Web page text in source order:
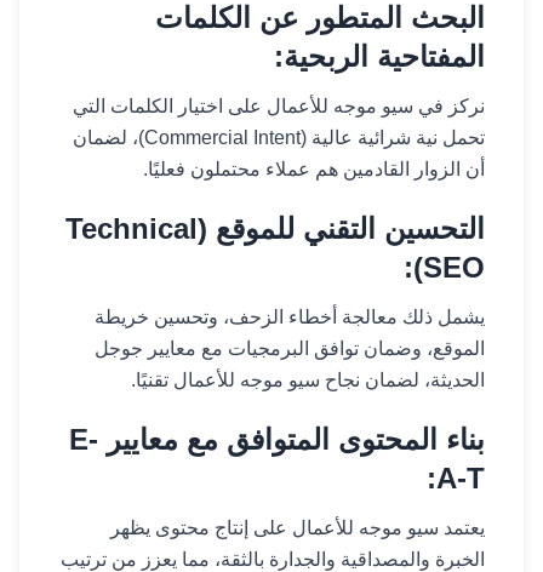
البحث المتطور عن الكلمات
المفتاحية الربحية:
نركز في سيو موجه للأعمال على اختيار الكلمات التي
تحمل نية شرائية عالية (Commercial Intent)، لضمان
أن الزوار القادمين هم عملاء محتملون فعليًا.
التحسين التقني للموقع (Technical
SEO):
يشمل ذلك معالجة أخطاء الزحف، وتحسين خريطة
الموقع، وضمان توافق البرمجيات مع معايير جوجل
الحديثة، لضمان نجاح سيو موجه للأعمال تقنيًا.
بناء المحتوى المتوافق مع معايير E-
A-T:
يعتمد سيو موجه للأعمال على إنتاج محتوى يظهر
الخبرة والمصداقية والجدارة بالثقة، مما يعزز من ترتيب